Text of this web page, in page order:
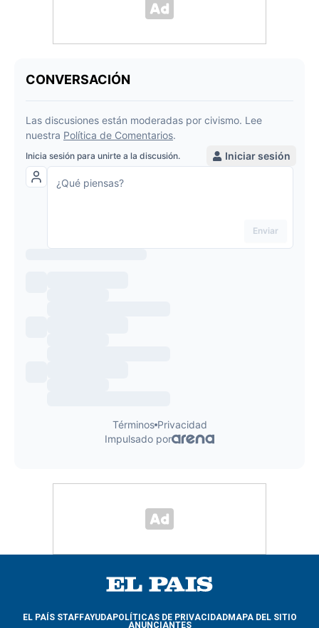
EL PAÍS STAFFAYUDAPOLÍTICAS DE PRIVACIDADMAPA DEL SITIO
ANUNCIANTES